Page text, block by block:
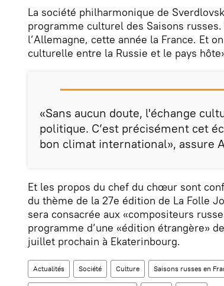
La société philharmonique de
programme culturel des Saisons russes.
l’Allemagne, cette année la France. Et
culturelle entre la Russie et le pays
«Sans aucun doute, l'échange
politique. C’est précisément cet
bon climat international», assure
Et les propos du chef du chœur sont
du thème de la 27e édition de La Folle
sera consacrée aux «compositeurs
programme d’une «édition étrangère»
juillet prochain à Ekaterinbourg.
Actualités Société Culture Saisons russes en